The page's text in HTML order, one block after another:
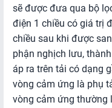
sẽ được đưa qua bộ
điện 1 chiều có giá trị
chiều sau khi được
phận nghịch lưu,
áp ra trên tải có dạng
vòng cảm ứng là phụ
vòng cảm ứng thường